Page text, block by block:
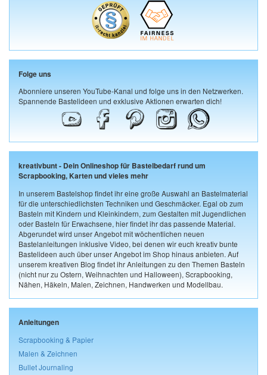
Folge uns
Abonniere unseren YouTube-Kanal und folge uns in den Netzwerken.
Spannende Bastelideen und exklusive Aktionen erwarten dich!
kreativbunt - Dein Onlineshop für Bastelbedarf rund um
Scrapbooking, Karten und vieles mehr
In unserem Bastelshop findet ihr eine große Auswahl an Bastelmaterial
für die unterschiedlichsten Techniken und Geschmäcker. Egal ob zum
Basteln mit Kindern und Kleinkindern, zum Gestalten mit Jugendlichen
oder Basteln für Erwachsene, hier findet ihr das passende Material.
Abgerundet wird unser Angebot mit wöchentlichen neuen
Bastelanleitungen inklusive Video, bei denen wir euch kreativ bunte
Bastelideen auch über unser Angebot im Shop hinaus anbieten. Auf
unserem kreativen Blog findet ihr Anleitungen zu den Themen Basteln
(nicht nur zu Ostern, Weihnachten und Halloween), Scrapbooking,
Nähen, Häkeln, Malen, Zeichnen, Handwerken und Modellbau.
Anleitungen
Scrapbooking & Papier
Malen & Zeichnen
Bullet Journaling